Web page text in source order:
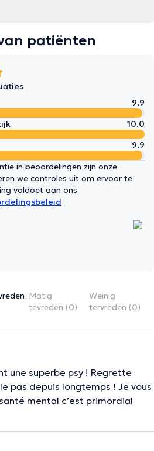
patiënten
9.9
10.0
9.9
in beoordelingen zijn onze
we controles uit om ervoor te
voldoet aan ons
Matig
tevreden (0)
Weinig
tervreden (0)
une superbe psy ! Regrette
pas depuis longtemps ! Je vous
mental c’est primordial